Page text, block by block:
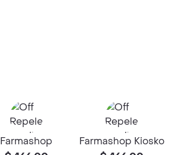
Farmashop
Farmashop Kiosko